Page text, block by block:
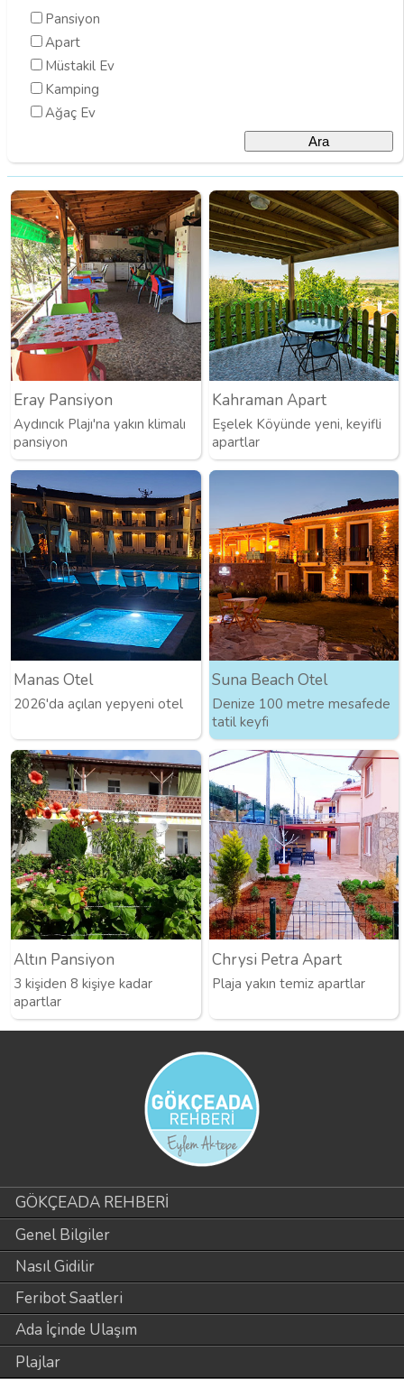
Pansiyon
Apart
Müstakil Ev
Kamping
Ağaç Ev
Eray Pansiyon
Aydıncık Plajı'na yakın klimalı
pansiyon
Kahraman Apart
Eşelek Köyünde yeni, keyifli
apartlar
Manas Otel
2026'da açılan yepyeni otel
Suna Beach Otel
Denize 100 metre mesafede
tatil keyfi
Altın Pansiyon
3 kişiden 8 kişiye kadar
apartlar
Chrysi Petra Apart
Plaja yakın temiz apartlar
GÖKÇEADA REHBERİ
Genel Bilgiler
Nasıl Gidilir
Feribot Saatleri
Ada İçinde Ulaşım
Plajlar